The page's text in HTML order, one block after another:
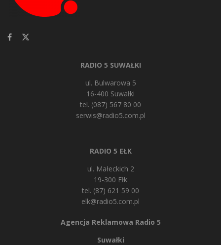
RADIO 5 SUWAŁKI
ul. Bulwarowa 5
16-400 Suwałki
tel. (087) 567 80 00
serwis@radio5.com.pl
RADIO 5 EŁK
ul. Małeckich 2
19-300 Ełk
tel. (87) 621 59 00
elk@radio5.com.pl
Agencja Reklamowa Radio 5
Suwałki